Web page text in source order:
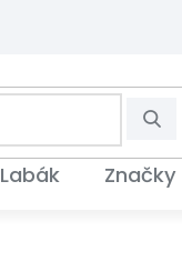
Labák Značky